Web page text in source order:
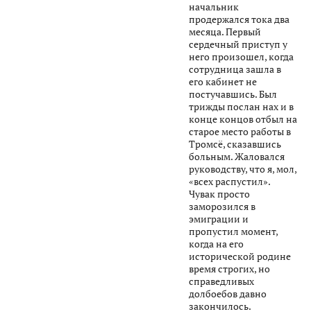
начальник
продержался тока два
месяца. Первый
сердечный приступ у
него произошел, когда
сотрудница зашла в
его кабинет не
постучавшись. Был
трижды послан нах и в
конце концов отбыл на
старое место работы в
Тромсё, сказавшись
больным. Жаловался
руководству, что я, мол,
«всех распустил».
Чувак просто
заморозился в
эмиграции и
пропустил момент,
когда на его
исторической родине
время строгих, но
справедливых
долбоебов давно
закончилось.